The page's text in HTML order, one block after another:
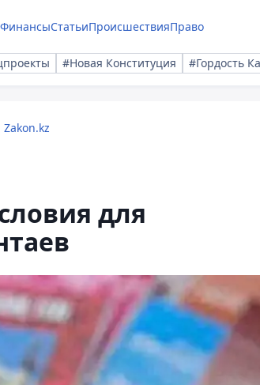
ФинансыСтатьиПроисшествияПраво
#Новая Конституция #Гордость
Zakon.kz
для